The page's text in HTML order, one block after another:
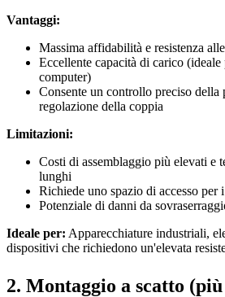
Vantaggi:
Massima affidabilità e resistenza
Eccellente capacità di carico (ideale
computer)
Consente un controllo preciso della
regolazione della coppia
Limitazioni:
Costi di assemblaggio più elevati e
lunghi
Richiede uno spazio di accesso per
Potenziale di danni da
Ideale per: Apparecchiature industriali,
dispositivi che richiedono un'elevata
2. Montaggio a scatto